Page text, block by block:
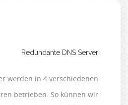
Redundante DNS Server
werden in 4 verschiedenen
betrieben. So künnen wir